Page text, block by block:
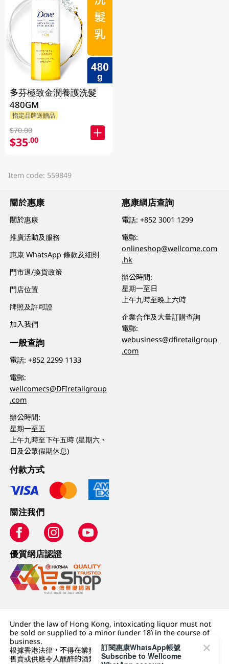
多芬極致金潤養護洗髮
480GM
指定品牌送贈品
$70.00
$35.00
Item code: 559849
關於惠康
關於惠康
推廣活動及服務
惠康 WhatsApp 條款及細則
門市退/換貨政策
門店位置
牌照及許可證
加入我們
一般查詢
電話:+852 2299 1133
電郵:
wellcomecs@DFIretailgroup
.com
辦公時間:
星期一至五
上午九時至下午五時 (星期六、
日及公眾假期休息)
惠康網店查詢
電話:+852 3001 1299
電郵:
onlineshop@wellcome.com
.hk
辦公時間:
星期一至日
上午九時至晚上六時
企業合作及大量訂購查詢
電郵:
webusiness@dfiretailgroup
.com
付款方式
關注我們
優質纲店認證
Under the law of Hong Kong, intoxicating liquor must not
be sold or supplied to a minor (under 18) in the course of
business.
根據香港法律，不得在業務過程中，向未成年人 (18 歲以下人士)
售賣或供應令人醺醉的酒類。
訂閱惠康WhatsApp帳號
Subscribe to Wellcome